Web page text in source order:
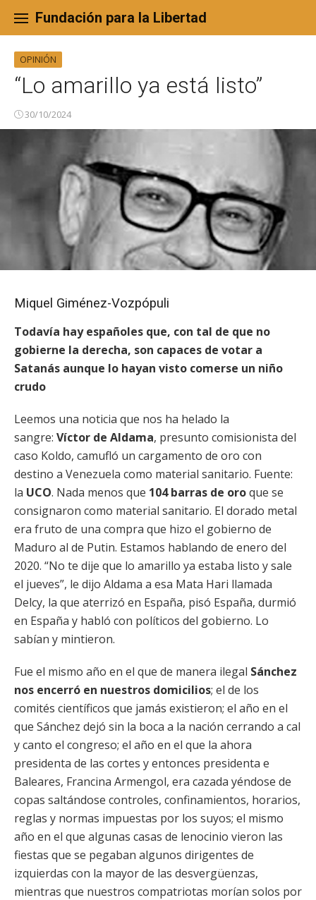
content
Fundación para la Libertad
OPINIÓN
“Lo amarillo ya está listo”
30/10/2024
Miquel Giménez-Vozpópuli
Todavía hay españoles que, con tal de que no
gobierne la derecha, son capaces de votar a
Satanás aunque lo hayan visto comerse un niño
crudo
Leemos una noticia que nos ha helado la
sangre: Víctor de Aldama, presunto comisionista del
caso Koldo, camufló un cargamento de oro con
destino a Venezuela como material sanitario. Fuente:
la UCO. Nada menos que 104 barras de oroque se
consignaron como material sanitario. El dorado metal
era fruto de una compra que hizo el gobierno de
Maduro al de Putin. Estamos hablando de enero del
2020. “No te dije que lo amarillo ya estaba listo y sale
el jueves”, le dijo Aldama a esa Mata Hari llamada
Delcy, la que aterrizó en España, pisó España, durmió
en España y habló con políticos del gobierno. Lo
sabían y mintieron.
Fue el mismo año en el que de manera ilegal Sánchez
nos encerró en nuestros domicilios; el de los
comités científicos que jamás existieron; el año en el
que Sánchez dejó sin la boca a la nación cerrando a cal
y canto el congreso; el año en el que la ahora
presidenta de las cortes y entonces presidenta e
Baleares, Francina Armengol, era cazada yéndose de
copas saltándose controles, confinamientos, horarios,
reglas y normas impuestas por los suyos; el mismo
año en el que algunas casas de lenocinio vieron las
fiestas que se pegaban algunos dirigentes de
izquierdas con la mayor de las desvergüenzas,
mientras que nuestros compatriotas morían solos por